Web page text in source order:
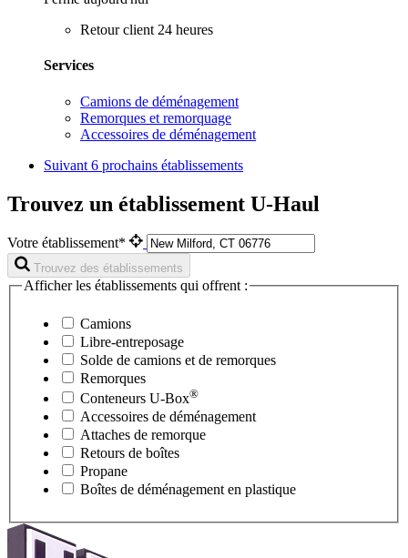
Retour client 24 heures
Services
Camions de déménagement
Remorques et remorquage
Accessoires de déménagement
Suivant 6 prochains établissements
Trouvez un établissement U-Haul
Votre établissement*
Trouvez des établissements
Afficher les établissements qui offrent :
Camions
Libre-entreposage
Solde de camions et de remorques
Remorques
Conteneurs U-Box®
Accessoires de déménagement
Attaches de remorque
Retours de boîtes
Propane
Boîtes de déménagement en plastique